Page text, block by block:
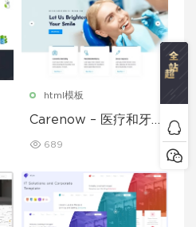
html模板
Carenow – 医疗和牙
689